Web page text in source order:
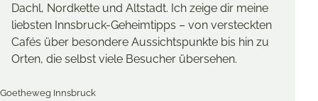
Dachl, Nordkette und Altstadt. Ich zeige dir meine
liebsten Innsbruck-Geheimtipps – von versteckten
Cafés über besondere Aussichtspunkte bis hin zu
Orten, die selbst viele Besucher übersehen.